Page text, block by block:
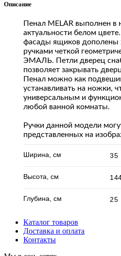
Описание
Пенал MELAR выполнен
актуальности белом
фасады ящиков дополены
ручками четкой
ЭМАЛЬ. Петли дверец
позволяет закрывать
Пенал можно как
устанавливать на ножки,
универсальным и
любой ванной комнаты.
Ручки данной модели
представленных на
Ширина, см 35
Высота, см
Глубина, см 25
Каталог товаров
Доставка и оплата
Контакты